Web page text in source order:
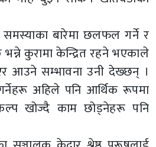
बारेमा छलफल गर्ने र
भन्ने कुरामा केन्द्रित रहने भएकाले
आउने सम्भावना उनी देख्छन् ।
अहिले पनि आर्थिक रूपमा
खोज्दै काम छोड्नेहरू पनि